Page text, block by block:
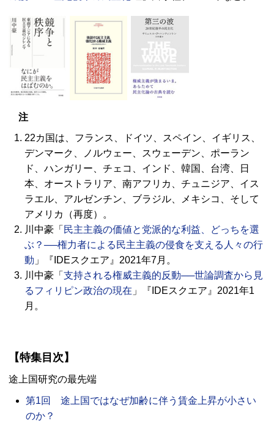
注
22カ国は、フランス、ドイツ、スペイン、イギリス、
デンマーク、ノルウェー、スウェーデン、ポーラン
ド、ハンガリー、チェコ、インド、韓国、台湾、日
本、オーストラリア、南アフリカ、チュニジア、イス
ラエル、アルゼンチン、ブラジル、メキシコ、そして
アメリカ（再度）。
川中豪「 民主主義の価値と党派的な利益、どっちを選
ぶ？──権力者による民主主義の侵食を支える人々の行
動 」『IDEスクエア』2021年7月。
川中豪「 支持される権威主義的反動──世論調査から見
るフィリピン政治の現在 」『IDEスクエア』2021年1
月。
【特集目次】
途上国研究の最先端
第1回 途上国ではなぜ加齢に伴う賃金上昇が小さい
のか？